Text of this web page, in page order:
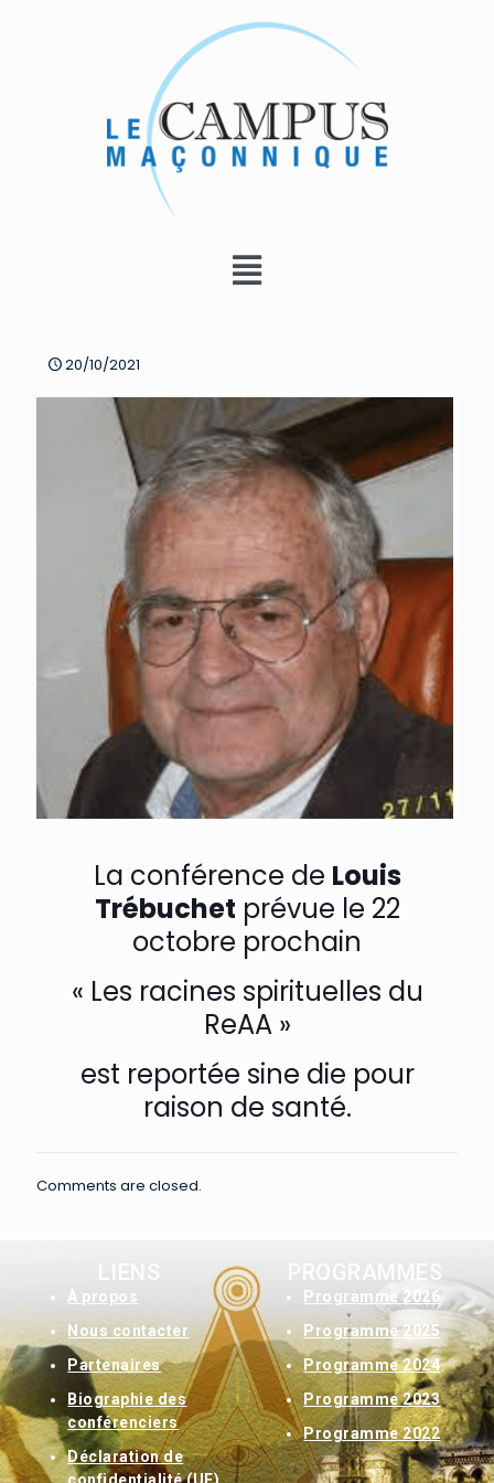
20/10/2021
La conférence de Louis
Trébuchet prévue le 22
octobre prochain
« Les racines spirituelles du
ReAA »
est reportée sine die pour
raison de santé.
Comments are closed.
LIENS
À propos
Nous contacter
Partenaires
Biographie des
conférenciers
Déclaration de
confidentialité (UE)
PROGRAMMES
Programme 2026
Programme 2025
Programme 2024
Programme 2023
Programme 2022